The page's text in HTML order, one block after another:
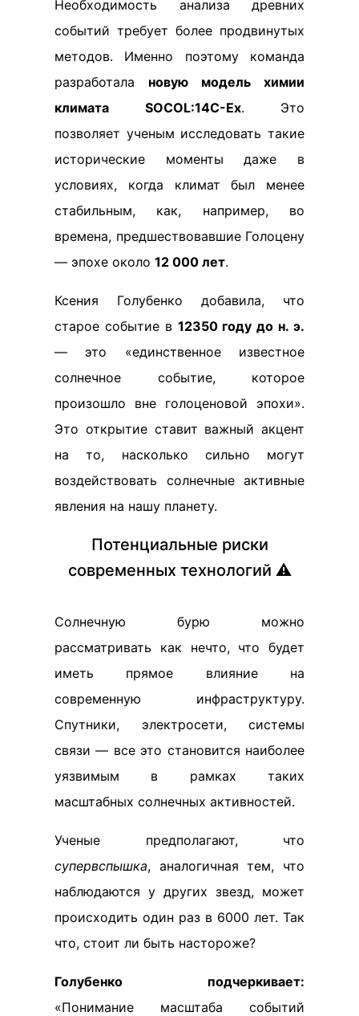
Необходимость анализа древних
событий требует более продвинутых
методов. Именно поэтому команда
разработала новую модель химии
климата SOCOL:14C-Ex. Это
позволяет ученым исследовать такие
исторические моменты даже в
условиях, когда климат был менее
стабильным, как, например, во
времена, предшествовавшие Голоцену
— эпохе около 12 000 лет.
Ксения Голубенко добавила, что
старое событие в 12350 году до н. э.
— это «единственное известное
солнечное событие, которое
произошло вне голоценовой эпохи».
Это открытие ставит важный акцент
на то, насколько сильно могут
воздействовать солнечные активные
явления на нашу планету.
Потенциальные риски
современных технологий ⚠️
Солнечную бурю можно
рассматривать как нечто, что будет
иметь прямое влияние на
современную инфраструктуру.
Спутники, электросети, системы
связи — все это становится наиболее
уязвимым в рамках таких
масштабных солнечных активностей.
Ученые предполагают, что
супервспышка, аналогичная тем, что
наблюдаются у других звезд, может
происходить один раз в 6000 лет. Так
что, стоит ли быть настороже?
Голубенко подчеркивает:
«Понимание масштаба событий